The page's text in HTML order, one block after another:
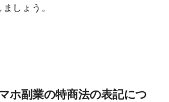
しょう。
ホ副業の特商法の表記につ